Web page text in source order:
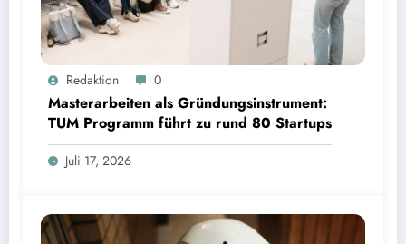
Masterarbeiten als Gründungsinstrument: TUM Programm führt zu rund 80 Startups | Bild:
TUM
Redaktion 0
Masterarbeiten als Gründungsinstrument:
TUM Programm führt zu rund 80 Startups
Juli 17, 2026